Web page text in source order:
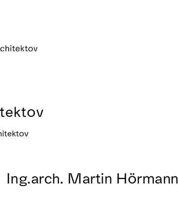
Ing.arch. Martin Hörmann